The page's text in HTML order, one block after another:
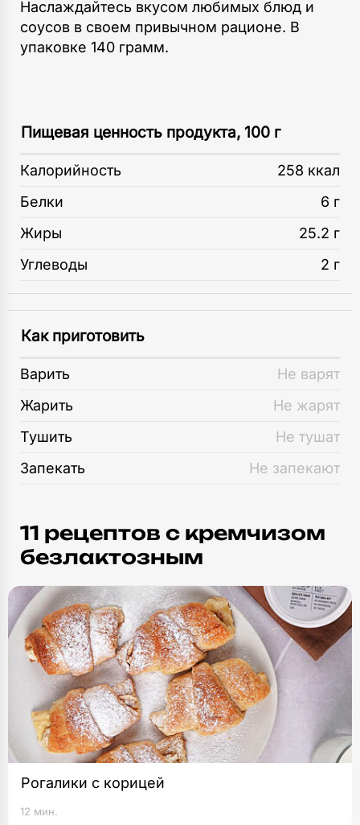
Наслаждайтесь вкусом любимых блюд и
соусов в своем привычном рационе. В
упаковке 140 грамм.
Пищевая ценность продукта, 100 г
Калорийность
258 ккал
Белки
6 г
Жиры
25.2 г
Углеводы
2 г
Как приготовить
Варить
Не варят
Жарить
Не жарят
Тушить
Не тушат
Запекать
Не запекают
11 рецептов c кремчизом
безлактозным
Рогалики с корицей
12 мин.